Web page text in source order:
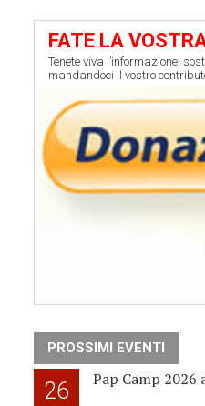
FATE LA
Tenete viva l’informazione:
mandandoci il vostro
PROSSIMI EVENTI
26 Pap Camp 2026